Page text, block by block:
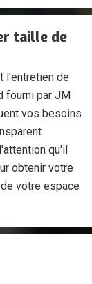
taille de
l'entretien de
fourni par JM
vos besoins
qu'il
obtenir votre
votre espace